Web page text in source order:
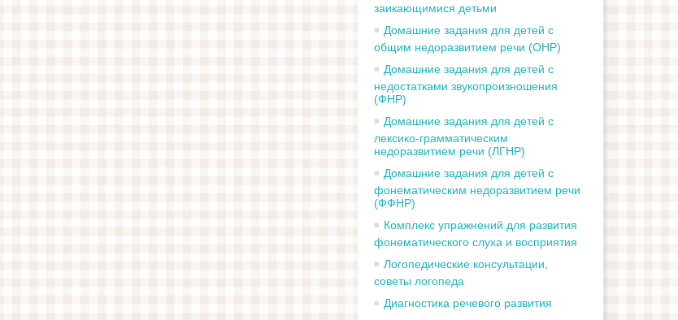
заикающимися детьми
Домашние задания для детей с
общим недоразвитием речи (ОНР)
Домашние задания для детей с
недостатками звукопроизношения
(ФНР)
Домашние задания для детей с
лексико-грамматическим
недоразвитием речи (ЛГНР)
Домашние задания для детей с
фонематическим недоразвитием речи
(ФФНР)
Комплекс упражнений для развития
фонематического слуха и восприятия
Логопедические консультации,
советы логопеда
Диагностика речевого развития